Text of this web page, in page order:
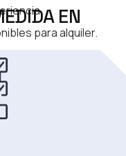
para alquiler.
EN